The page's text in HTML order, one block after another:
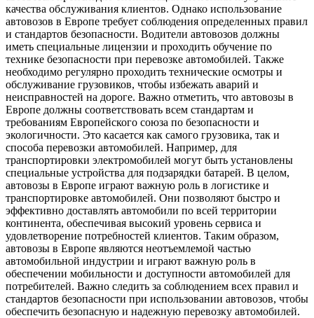
качества обслуживания клиентов. Однако использование
автовозов в Европе требует соблюдения определенных правил
и стандартов безопасности. Водители автовозов должны
иметь специальные лицензии и проходить обучение по
технике безопасности при перевозке автомобилей. Также
необходимо регулярно проходить технические осмотры и
обслуживание грузовиков, чтобы избежать аварий и
неисправностей на дороге. Важно отметить, что автовозы в
Европе должны соответствовать всем стандартам и
требованиям Европейского союза по безопасности и
экологичности. Это касается как самого грузовика, так и
способа перевозки автомобилей. Например, для
транспортировки электромобилей могут быть установлены
специальные устройства для подзарядки батарей. В целом,
автовозы в Европе играют важную роль в логистике и
транспортировке автомобилей. Они позволяют быстро и
эффективно доставлять автомобили по всей территории
континента, обеспечивая высокий уровень сервиса и
удовлетворение потребностей клиентов. Таким образом,
автовозы в Европе являются неотъемлемой частью
автомобильной индустрии и играют важную роль в
обеспечении мобильности и доступности автомобилей для
потребителей. Важно следить за соблюдением всех правил и
стандартов безопасности при использовании автовозов, чтобы
обеспечить безопасную и надежную перевозку автомобилей.